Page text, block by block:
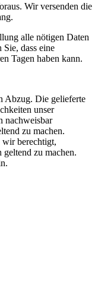
Wir versenden die
alle nötigen Daten
dass eine
Tagen haben kann.
Abzug. Die gelieferte
unser
nachweisbar
zu machen.
berechtigt,
geltend zu machen.